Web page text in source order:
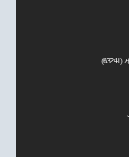
(63241)